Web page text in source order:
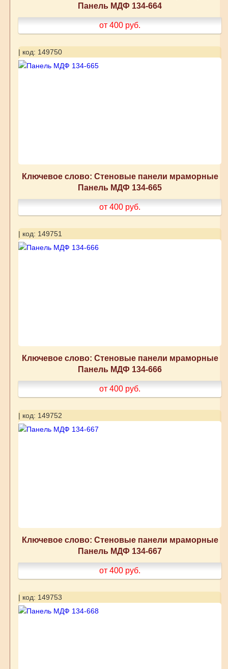
Панель МДФ 134-664
от 400 руб.
| код: 149750
Ключевое слово: Стеновые панели мраморные
Панель МДФ 134-665
от 400 руб.
| код: 149751
Ключевое слово: Стеновые панели мраморные
Панель МДФ 134-666
от 400 руб.
| код: 149752
Ключевое слово: Стеновые панели мраморные
Панель МДФ 134-667
от 400 руб.
| код: 149753